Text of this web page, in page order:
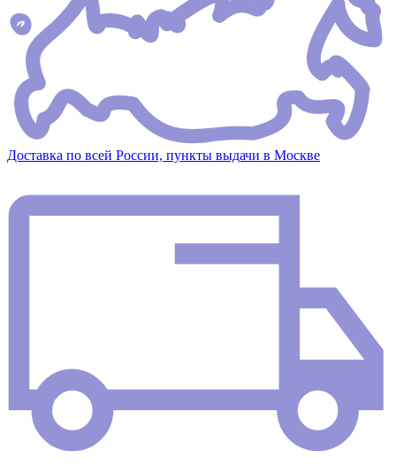
Доставка по всей России, пункты выдачи в Москве